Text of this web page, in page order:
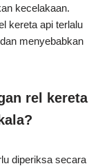
kecelakaan.
kereta api terlalu
menyebabkan
rel kereta
diperiksa secara